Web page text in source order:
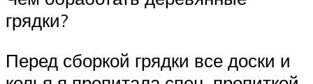
грядки?
Перед сборкой грядки все доски и